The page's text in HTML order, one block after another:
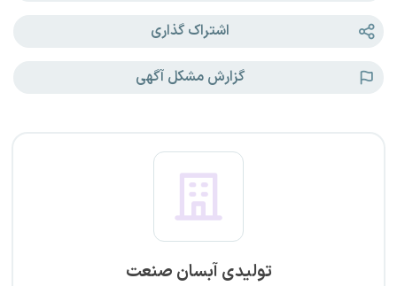
اشتراک گذاری
گزارش مشکل آگهی
تولیدی آبسان صنعت